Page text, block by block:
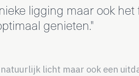
ligging maar ook
genieten."
licht maar ook een